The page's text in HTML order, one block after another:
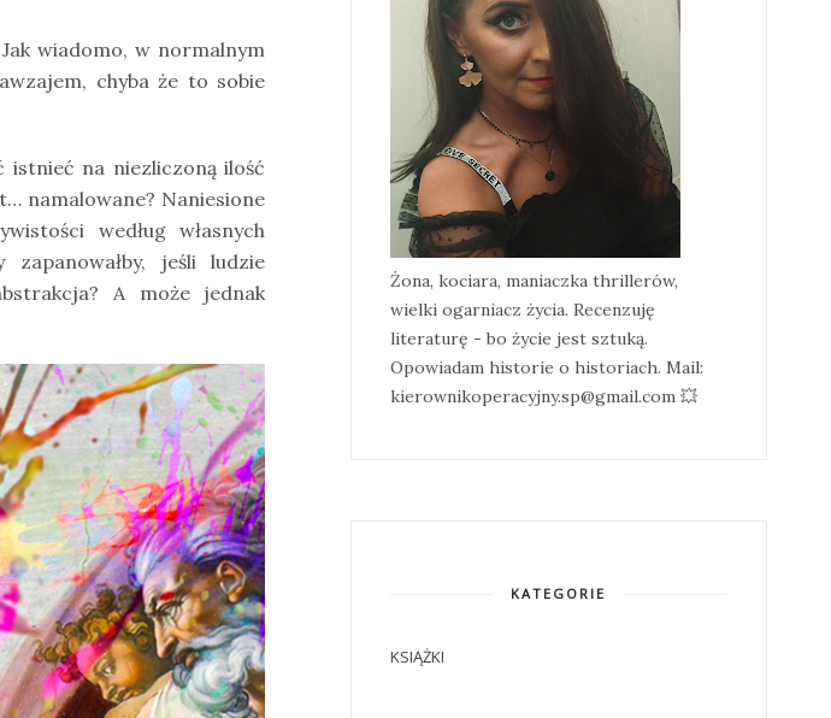
wiadomo, w normalnym
chyba że to sobie
istnieć na niezliczoną ilość
namalowane? Naniesione
według własnych
jeśli ludzie
A może jednak
Żona, kociara, maniaczka thrillerów,
wielki ogarniacz życia. Recenzuję
literaturę - bo życie jest sztuką.
Opowiadam historie o historiach. Mail:
kierownikoperacyjny.sp@gmail.com 💥
KATEGORIE
KSIĄŻKI